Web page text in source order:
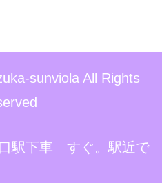
sunviola All Rights
駅下車 すぐ。駅近で